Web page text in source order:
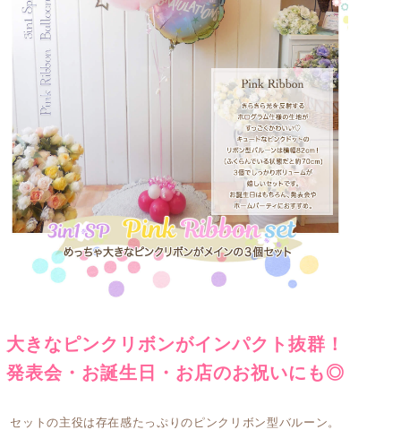
大きなピンクリボンがインパクト抜群！
発表会・お誕生日・お店のお祝いにも◎
セットの主役は存在感たっぷりの ピンクリボン型バルーン 。